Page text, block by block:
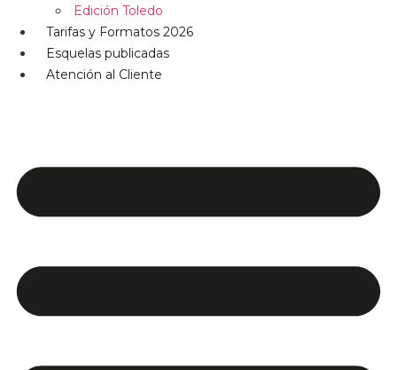
Edición Toledo
Tarifas y Formatos 2026
Esquelas publicadas
Atención al Cliente